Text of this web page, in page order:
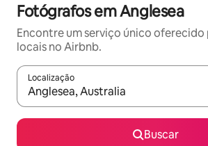
Fotógrafos em Anglesea
Encontre um serviço único
locais no Airbnb.
Localização
Quando os resultados estiverem
Buscar